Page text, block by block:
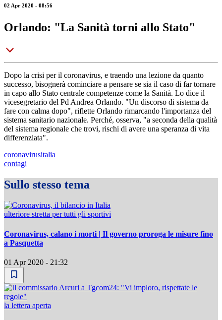
02 Apr 2020 - 08:56
Orlando: "La Sanità torni allo Stato"
Dopo la crisi per il coronavirus, e traendo una lezione da quanto
successo, bisognerà cominciare a pensare se sia il caso di far tornare
in capo allo Stato centrale competenze come la Sanità. Lo dice il
vicesegretario del Pd Andrea Orlando. "Un discorso di sistema da
fare con calma dopo", riflette Orlando rimarcando l'importanza del
sistema sanitario nazionale. Perché, osserva, "a seconda della qualità
del sistema regionale che trovi, rischi di avere una speranza di vita
differenziata".
coronavirusitalia
contagi
Sullo stesso tema
ulteriore stretta per tutti gli sportivi
Coronavirus, calano i morti | Il governo proroga le misure fino
a Pasquetta
01 Apr 2020 - 21:32
la lettera aperta